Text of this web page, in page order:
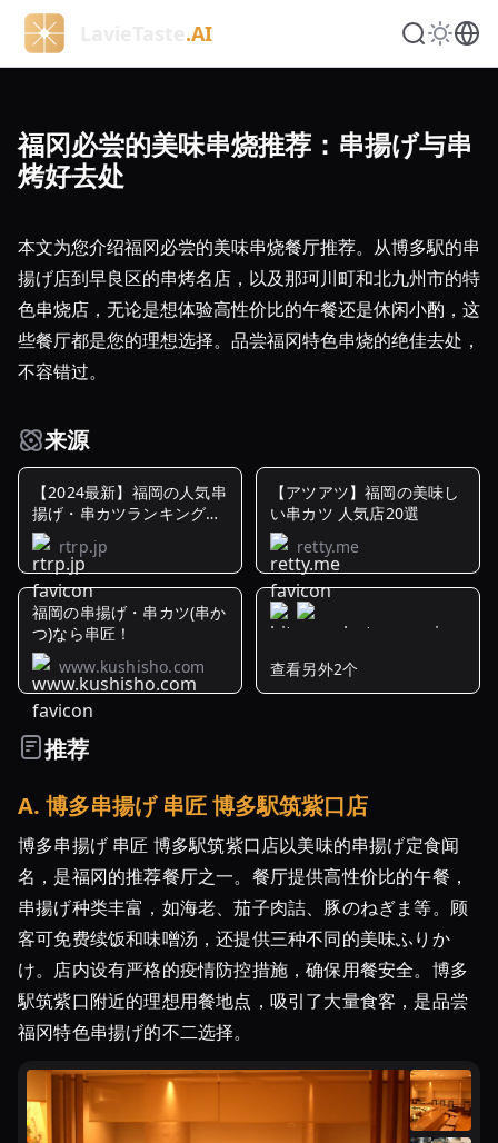
.AI
福冈必尝的美味串烧推荐：串揚げ与串
烤好去处
本文为您介绍福冈必尝的美味串烧餐厅推荐。从博多駅的串
揚げ店到早良区的串烤名店，以及那珂川町和北九州市的特
色串烧店，无论是想体验高性价比的午餐还是休闲小酌，这
些餐厅都是您的理想选择。品尝福冈特色串烧的绝佳去处，
不容错过。
来源
【2024最新】福岡の人気串
揚げ・串カツランキング
TOP30
rtrp.jp
【アツアツ】福岡の美味し
い串カツ 人気店20選
retty.me
福岡の串揚げ・串カツ(串か
つ)なら串匠！
www.kushisho.com
福
揚
げ・
串
カ
ツ
が
お
す
の
查看另外2个
推荐
A. 博多串揚げ 串匠 博多駅筑紫口店
博多串揚げ 串匠 博多駅筑紫口店以美味的串揚げ定食闻
名，是福冈的推荐餐厅之一。餐厅提供高性价比的午餐，
串揚げ种类丰富，如海老、茄子肉詰、豚のねぎま等。顾
客可免费续饭和味噌汤，还提供三种不同的美味ふりか
け。店内设有严格的疫情防控措施，确保用餐安全。博多
駅筑紫口附近的理想用餐地点，吸引了大量食客，是品尝
福冈特色串揚げ的不二选择。